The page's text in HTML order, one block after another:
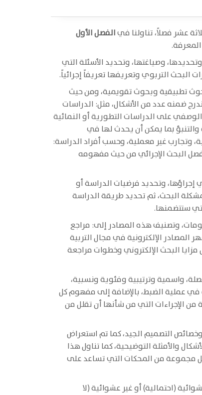
عشر فصلاً، تناولنا فيالفصل الأول
وصياغتها، وتحديد الأسئلة التي
التربوي وتعريفها تعريفاً إجرائياً.
تطبيقية وبحوث تقويمية، ومن حيث
ضمنه عدد من الأشكال، مثل: الدراسات
الوصفي على الدراسات التطورية أو النمائية
بما يمكن أن يحدث لها في
وتجارب غير معملية، وحسب أفراد الدراسة:
البحث الإجرائي من حيث مفهومه
إجراؤها، وتحديد فرضيات الدراسة أو
البحث، ثم تحديد طريقة الدراسة
ستتضمنها.
وتصنيف هذه المصادر إلى: مراجع
المصادر الإلكترونية في مجال التربية
مزايا البحث الإلكتروني وخطوات مراجعة
واسمية وترتيبية وفئوية ونسبية،
عملية الضبط، بالإضافة إلى مفهوم كل
الإجراءات التي من شأنها أن تقلل من
التصميم الجيد، كما تم استعراض
والأمثلة التوضيحية، كما تناول هذا
مجموعة من المحكات التي تساعد على
(احتمالية) أو غير عشوائية (لا